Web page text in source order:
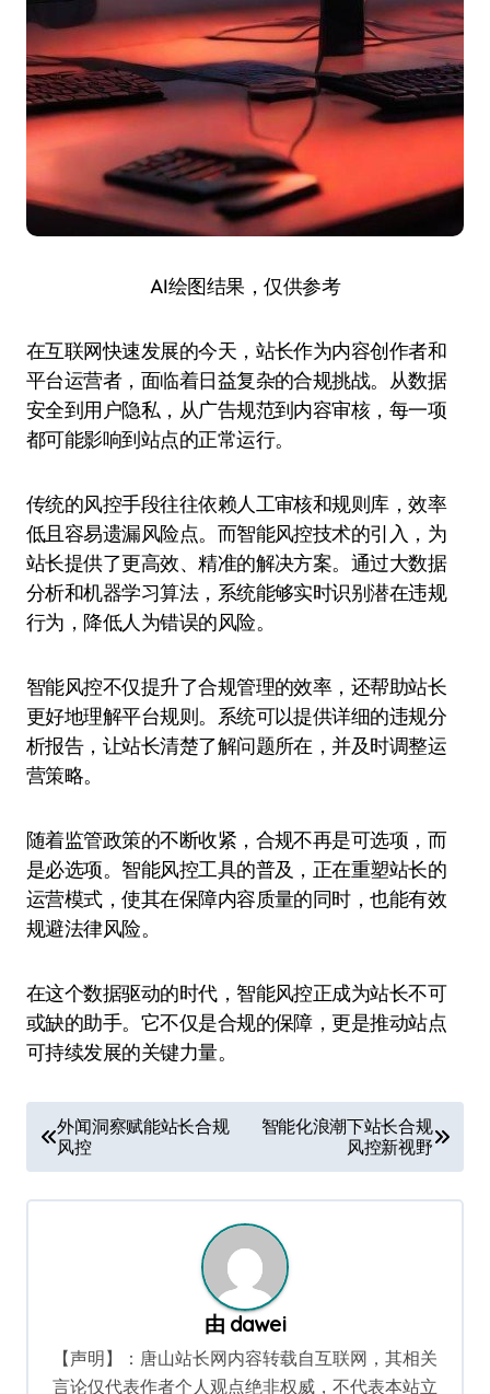
AI绘图结果，仅供参考
在互联网快速发展的今天，站长作为内容创作者和
平台运营者，面临着日益复杂的合规挑战。从数据
安全到用户隐私，从广告规范到内容审核，每一项
都可能影响到站点的正常运行。
传统的风控手段往往依赖人工审核和规则库，效率
低且容易遗漏风险点。而智能风控技术的引入，为
站长提供了更高效、精准的解决方案。通过大数据
分析和机器学习算法，系统能够实时识别潜在违规
行为，降低人为错误的风险。
智能风控不仅提升了合规管理的效率，还帮助站长
更好地理解平台规则。系统可以提供详细的违规分
析报告，让站长清楚了解问题所在，并及时调整运
营策略。
随着监管政策的不断收紧，合规不再是可选项，而
是必选项。智能风控工具的普及，正在重塑站长的
运营模式，使其在保障内容质量的同时，也能有效
规避法律风险。
在这个数据驱动的时代，智能风控正成为站长不可
或缺的助手。它不仅是合规的保障，更是推动站点
可持续发展的关键力量。
章
导
外闻洞察赋能站长合规
风控
智能化浪潮下站长合规
风控新视野
由 dawei
【声明】：唐山站长网内容转载自互联网，其相关
言论仅代表作者个人观点绝非权威，不代表本站立